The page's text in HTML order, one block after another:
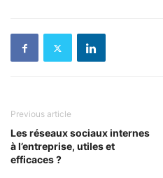
Previous article
Les réseaux sociaux internes
à l’entreprise, utiles et
efficaces ?